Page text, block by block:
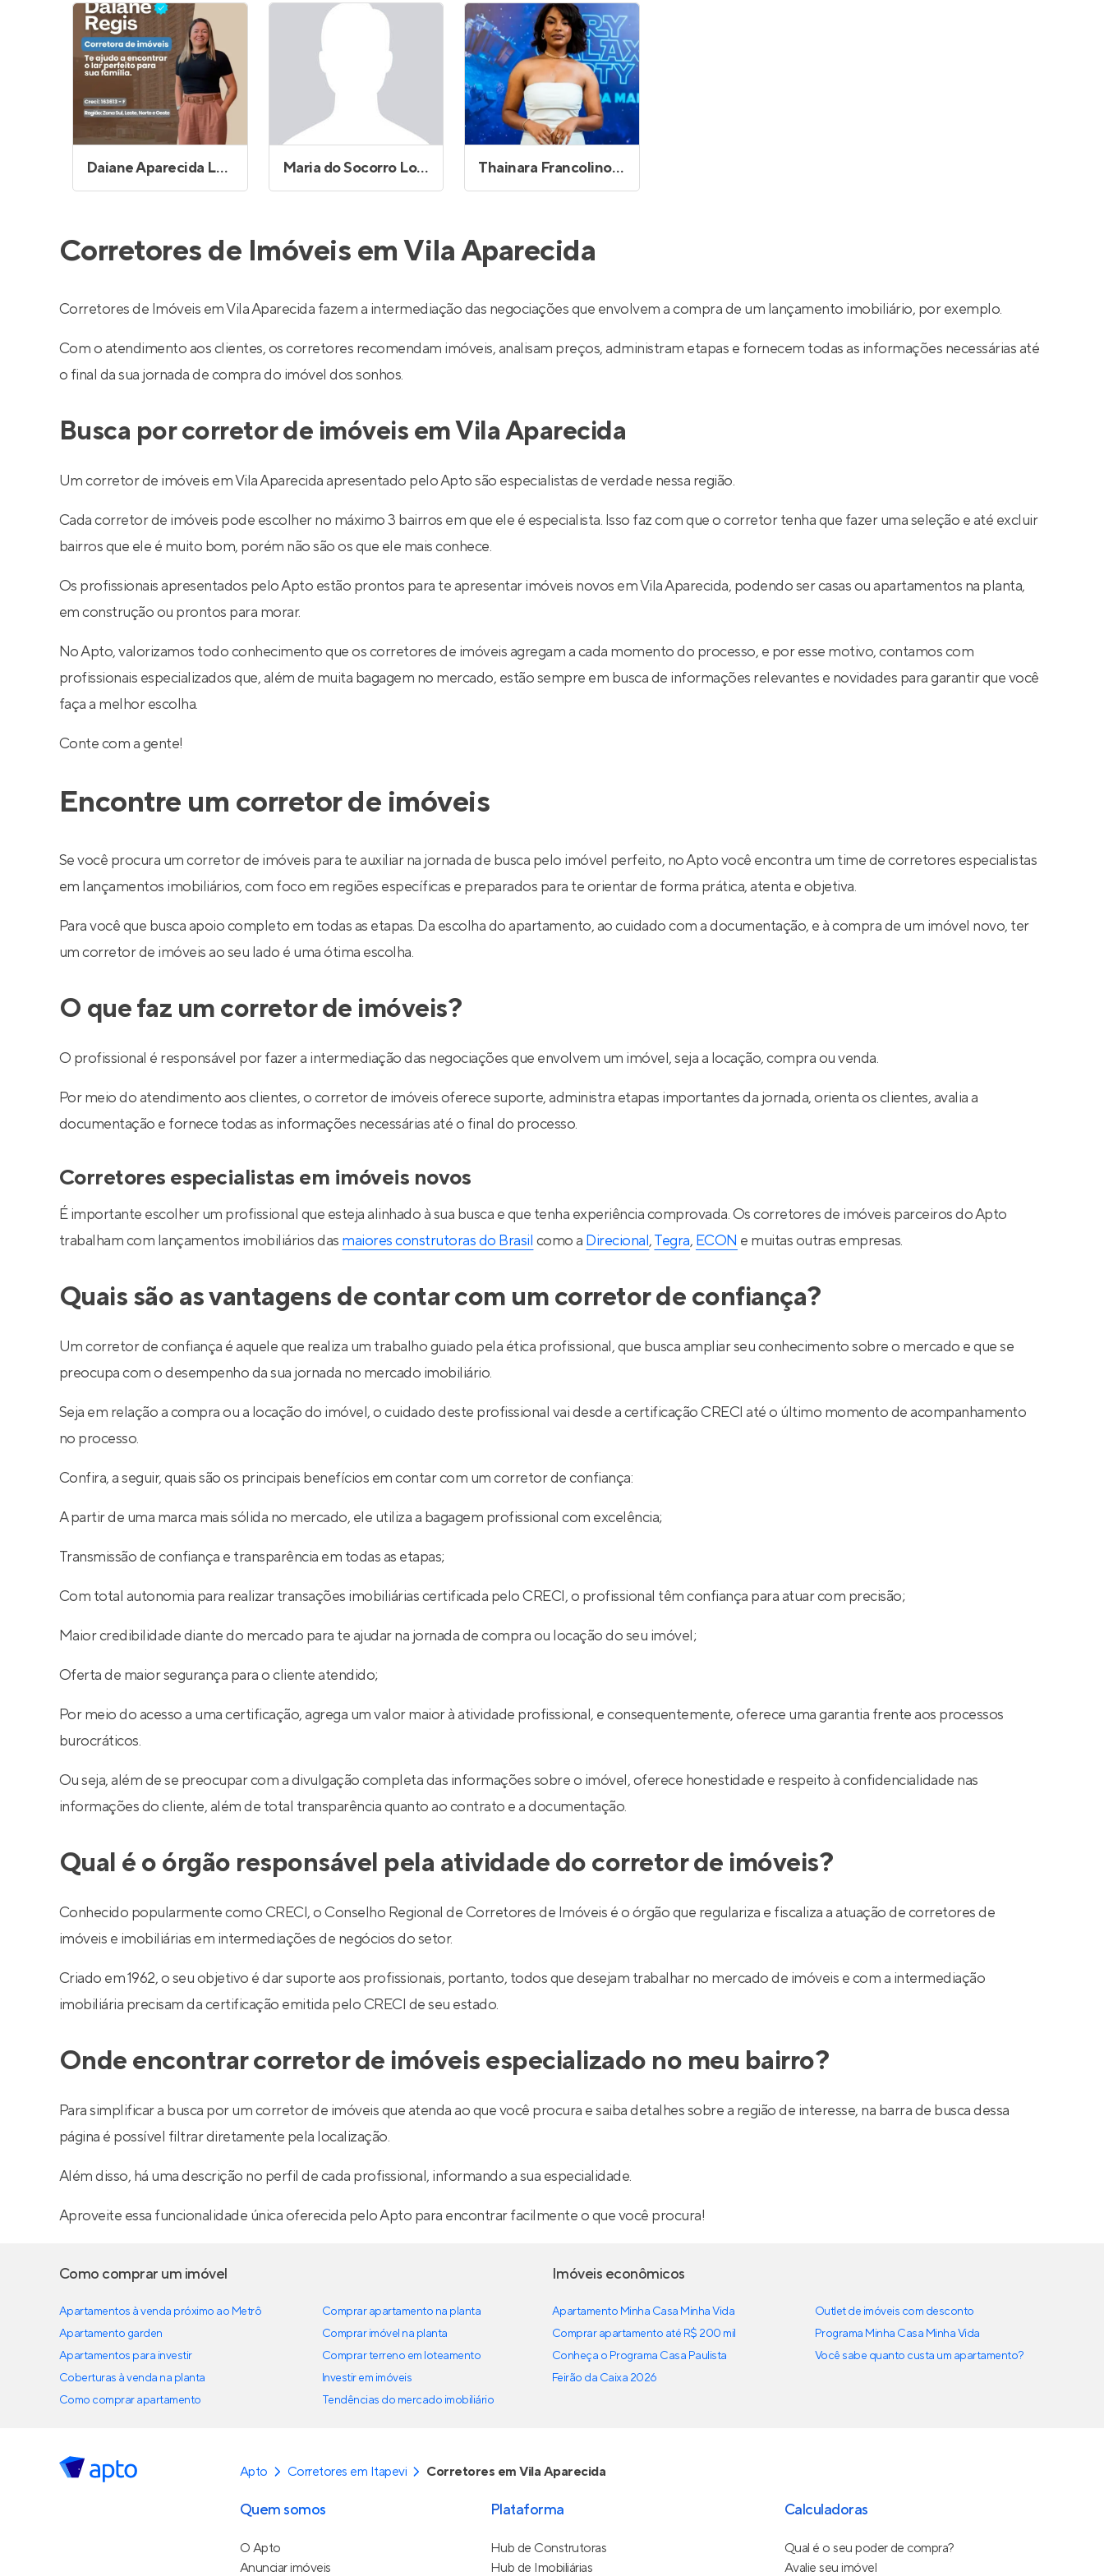
Entrar no Apto
Daiane Aparecida Lopes Regis Maria do Socorro Lopes Thainara Francolino de Paula Dias
Corretores de Imóveis em Vila Aparecida
Corretores de Imóveis em Vila Aparecida fazem a intermediação das negociações que envolvem a compra de um lançamento imobiliário, por exemplo.
Com o atendimento aos clientes, os corretores recomendam imóveis, analisam preços, administram etapas e fornecem todas as informações necessárias até
o final da sua jornada de compra do imóvel dos sonhos.
Busca por corretor de imóveis em Vila Aparecida
Um corretor de imóveis em Vila Aparecida apresentado pelo Apto são especialistas de verdade nessa região.
Cada corretor de imóveis pode escolher no máximo 3 bairros em que ele é especialista. Isso faz com que o corretor tenha que fazer uma seleção e até excluir
bairros que ele é muito bom, porém não são os que ele mais conhece.
Os profissionais apresentados pelo Apto estão prontos para te apresentar imóveis novos em Vila Aparecida, podendo ser casas ou apartamentos na planta,
em construção ou prontos para morar.
No Apto, valorizamos todo conhecimento que os corretores de imóveis agregam a cada momento do processo, e por esse motivo, contamos com
profissionais especializados que, além de muita bagagem no mercado, estão sempre em busca de informações relevantes e novidades para garantir que você
faça a melhor escolha.
Conte com a gente!
Encontre um corretor de imóveis
Se você procura um corretor de imóveis para te auxiliar na jornada de busca pelo imóvel perfeito, no Apto você encontra um time de corretores especialistas
em lançamentos imobiliários, com foco em regiões específicas e preparados para te orientar de forma prática, atenta e objetiva.
Para você que busca apoio completo em todas as etapas. Da escolha do apartamento, ao cuidado com a documentação, e à compra de um imóvel novo, ter
um corretor de imóveis ao seu lado é uma ótima escolha.
O que faz um corretor de imóveis?
O profissional é responsável por fazer a intermediação das negociações que envolvem um imóvel, seja a locação, compra ou venda.
Por meio do atendimento aos clientes, o corretor de imóveis oferece suporte, administra etapas importantes da jornada, orienta os clientes, avalia a
documentação e fornece todas as informações necessárias até o final do processo.
Corretores especialistas em imóveis novos
É importante escolher um profissional que esteja alinhado à sua busca e que tenha experiência comprovada. Os corretores de imóveis parceiros do Apto
trabalham com lançamentos imobiliários das maiores construtoras do Brasil como a Direcional,Tegra, ECON e muitas outras empresas.
Quais são as vantagens de contar com um corretor de confiança?
Um corretor de confiança é aquele que realiza um trabalho guiado pela ética profissional, que busca ampliar seu conhecimento sobre o mercado e que se
preocupa com o desempenho da sua jornada no mercado imobiliário.
Seja em relação a compra ou a locação do imóvel, o cuidado deste profissional vai desde a certificação CRECI até o último momento de acompanhamento
no processo.
Confira, a seguir, quais são os principais benefícios em contar com um corretor de confiança:
A partir de uma marca mais sólida no mercado, ele utiliza a bagagem profissional com excelência;
Transmissão de confiança e transparência em todas as etapas;
Com total autonomia para realizar transações imobiliárias certificada pelo CRECI, o profissional têm confiança para atuar com precisão;
Maior credibilidade diante do mercado para te ajudar na jornada de compra ou locação do seu imóvel;
Oferta de maior segurança para o cliente atendido;
Por meio do acesso a uma certificação, agrega um valor maior à atividade profissional, e consequentemente, oferece uma garantia frente aos processos
burocráticos.
Ou seja, além de se preocupar com a divulgação completa das informações sobre o imóvel, oferece honestidade e respeito à confidencialidade nas
informações do cliente, além de total transparência quanto ao contrato e a documentação.
Qual é o órgão responsável pela atividade do corretor de imóveis?
Conhecido popularmente como CRECI, o Conselho Regional de Corretores de Imóveis é o órgão que regulariza e fiscaliza a atuação de corretores de
imóveis e imobiliárias em intermediações de negócios do setor.
Criado em 1962, o seu objetivo é dar suporte aos profissionais, portanto, todos que desejam trabalhar no mercado de imóveis e com a intermediação
imobiliária precisam da certificação emitida pelo CRECI de seu estado.
Onde encontrar corretor de imóveis especializado no meu bairro?
Para simplificar a busca por um corretor de imóveis que atenda ao que você procura e saiba detalhes sobre a região de interesse, na barra de busca dessa
página é possível filtrar diretamente pela localização.
Além disso, há uma descrição no perfil de cada profissional, informando a sua especialidade.
Aproveite essa funcionalidade única oferecida pelo Apto para encontrar facilmente o que você procura!
Como comprar um imóvel
Apartamentos à venda próximo ao Metrô
Apartamento garden
Apartamentos para investir
Coberturas à venda na planta
Como comprar apartamento
Comprar apartamento na planta
Comprar imóvel na planta
Comprar terreno em loteamento
Investir em imóveis
Tendências do mercado imobiliário
Imóveis econômicos
Apartamento Minha Casa Minha Vida
Comprar apartamento até R$ 200 mil
Conheça o Programa Casa Paulista
Feirão da Caixa 2026
Outlet de imóveis com desconto
Programa Minha Casa Minha Vida
Você sabe quanto custa um apartamento?
Apto Corretores em Itapevi Corretores em Vila Aparecida
Quem somos
O Apto
Anunciar imóveis
Plataforma
Hub de Construtoras
Hub de Imobiliárias
Calculadoras
Qual é o seu poder de compra?
Avalie seu imóvel